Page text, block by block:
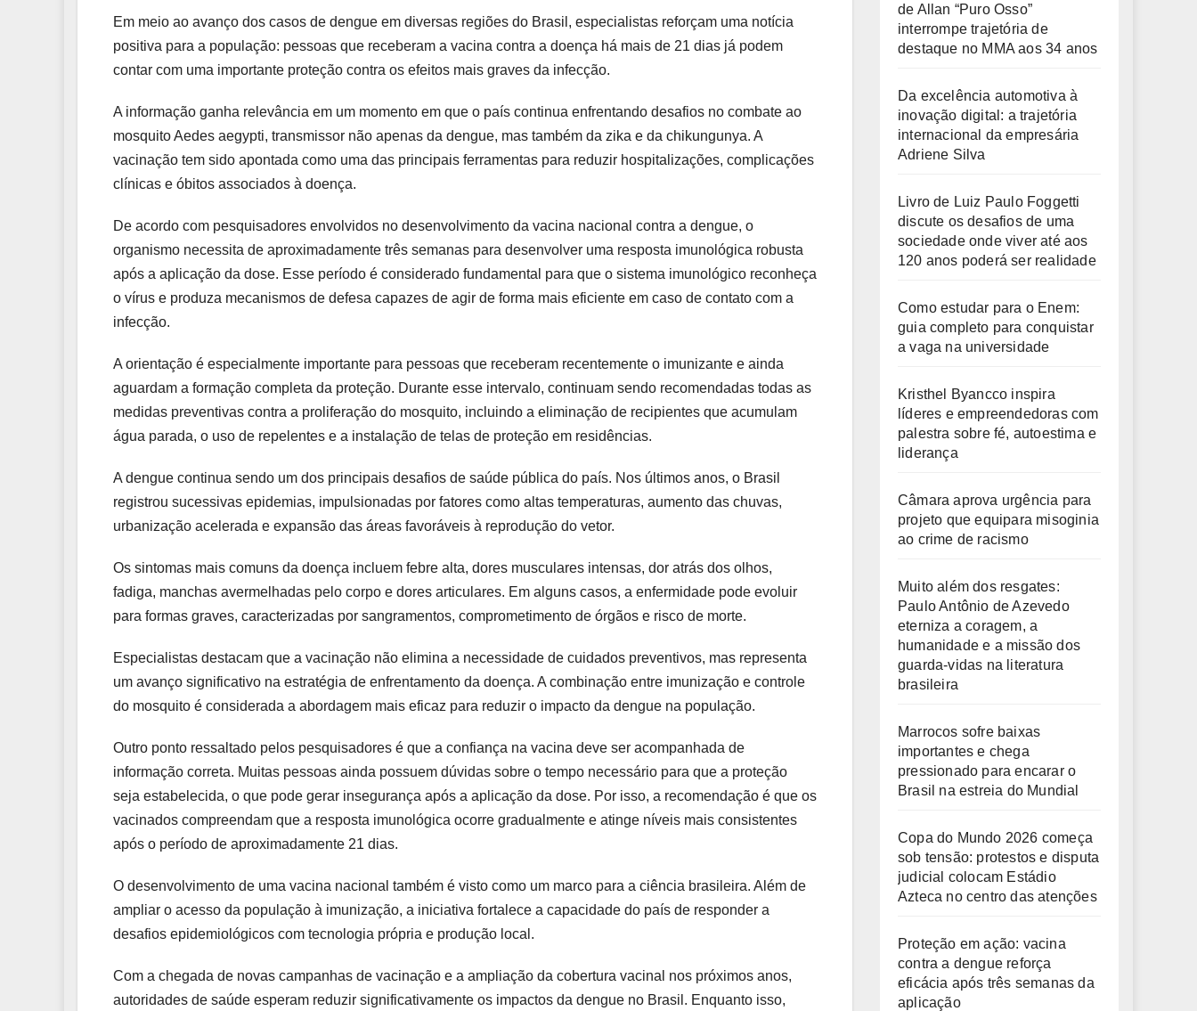
Em meio ao avanço dos casos de dengue em diversas regiões do Brasil, especialistas reforçam uma notícia
positiva para a população: pessoas que receberam a vacina contra a doença há mais de 21 dias já podem
contar com uma importante proteção contra os efeitos mais graves da infecção.
A informação ganha relevância em um momento em que o país continua enfrentando desafios no combate ao
mosquito Aedes aegypti, transmissor não apenas da dengue, mas também da zika e da chikungunya. A
vacinação tem sido apontada como uma das principais ferramentas para reduzir hospitalizações, complicações
clínicas e óbitos associados à doença.
De acordo com pesquisadores envolvidos no desenvolvimento da vacina nacional contra a dengue, o
organismo necessita de aproximadamente três semanas para desenvolver uma resposta imunológica robusta
após a aplicação da dose. Esse período é considerado fundamental para que o sistema imunológico reconheça
o vírus e produza mecanismos de defesa capazes de agir de forma mais eficiente em caso de contato com a
infecção.
A orientação é especialmente importante para pessoas que receberam recentemente o imunizante e ainda
aguardam a formação completa da proteção. Durante esse intervalo, continuam sendo recomendadas todas as
medidas preventivas contra a proliferação do mosquito, incluindo a eliminação de recipientes que acumulam
água parada, o uso de repelentes e a instalação de telas de proteção em residências.
A dengue continua sendo um dos principais desafios de saúde pública do país. Nos últimos anos, o Brasil
registrou sucessivas epidemias, impulsionadas por fatores como altas temperaturas, aumento das chuvas,
urbanização acelerada e expansão das áreas favoráveis à reprodução do vetor.
Os sintomas mais comuns da doença incluem febre alta, dores musculares intensas, dor atrás dos olhos,
fadiga, manchas avermelhadas pelo corpo e dores articulares. Em alguns casos, a enfermidade pode evoluir
para formas graves, caracterizadas por sangramentos, comprometimento de órgãos e risco de morte.
Especialistas destacam que a vacinação não elimina a necessidade de cuidados preventivos, mas representa
um avanço significativo na estratégia de enfrentamento da doença. A combinação entre imunização e controle
do mosquito é considerada a abordagem mais eficaz para reduzir o impacto da dengue na população.
Outro ponto ressaltado pelos pesquisadores é que a confiança na vacina deve ser acompanhada de
informação correta. Muitas pessoas ainda possuem dúvidas sobre o tempo necessário para que a proteção
seja estabelecida, o que pode gerar insegurança após a aplicação da dose. Por isso, a recomendação é que os
vacinados compreendam que a resposta imunológica ocorre gradualmente e atinge níveis mais consistentes
após o período de aproximadamente 21 dias.
O desenvolvimento de uma vacina nacional também é visto como um marco para a ciência brasileira. Além de
ampliar o acesso da população à imunização, a iniciativa fortalece a capacidade do país de responder a
desafios epidemiológicos com tecnologia própria e produção local.
Com a chegada de novas campanhas de vacinação e a ampliação da cobertura vacinal nos próximos anos,
autoridades de saúde esperam reduzir significativamente os impactos da dengue no Brasil. Enquanto isso,
de Allan “Puro Osso”
interrompe trajetória de
destaque no MMA aos 34 anos
Da excelência automotiva à
inovação digital: a trajetória
internacional da empresária
Adriene Silva
Livro de Luiz Paulo Foggetti
discute os desafios de uma
sociedade onde viver até aos
120 anos poderá ser realidade
Como estudar para o Enem:
guia completo para conquistar
a vaga na universidade
Kristhel Byancco inspira
líderes e empreendedoras com
palestra sobre fé, autoestima e
liderança
Câmara aprova urgência para
projeto que equipara misoginia
ao crime de racismo
Muito além dos resgates:
Paulo Antônio de Azevedo
eterniza a coragem, a
humanidade e a missão dos
guarda-vidas na literatura
brasileira
Marrocos sofre baixas
importantes e chega
pressionado para encarar o
Brasil na estreia do Mundial
Copa do Mundo 2026 começa
sob tensão: protestos e disputa
judicial colocam Estádio
Azteca no centro das atenções
Proteção em ação: vacina
contra a dengue reforça
eficácia após três semanas da
aplicação